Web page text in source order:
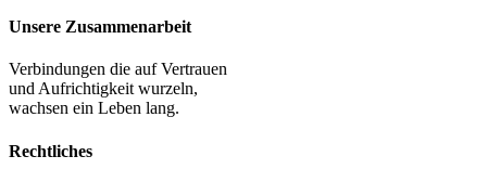
Unsere Zusammenarbeit
Verbindungen die auf Vertrauen
und Aufrichtigkeit wurzeln,
wachsen ein Leben lang.
Rechtliches